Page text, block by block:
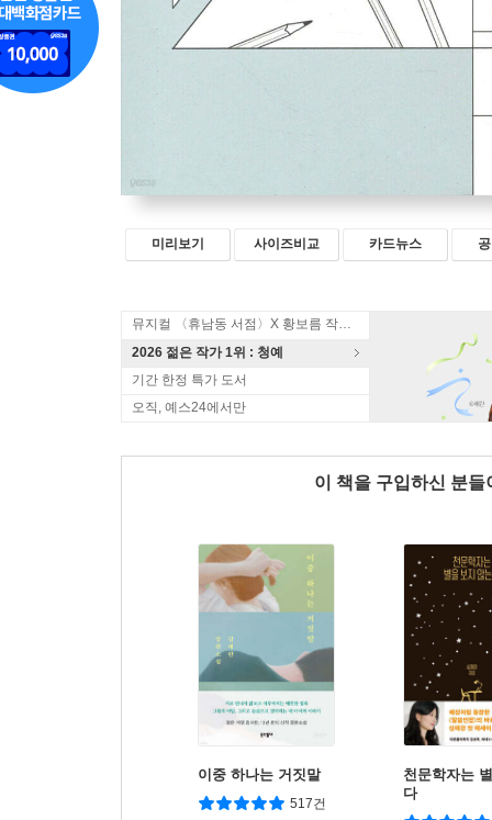
미리보기 사이즈비교 카드뉴스
2026 젊은 작가 1위 : 청예
기간 한정 특가 도서
오직, 예스24에서만
이 책을 구입하신 분
이중 하나는 거짓말
517건
천문학자는
다